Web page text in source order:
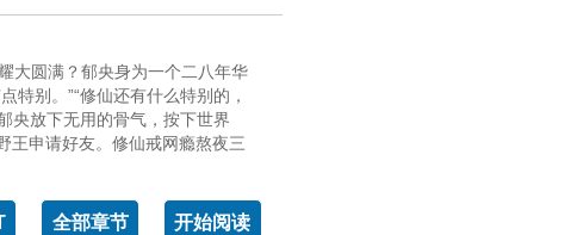
大圆满？郁央身为一个二八年华
特别。”“修仙还有什么特别的，
央放下无用的骨气，按下世界
王申请好友。修仙戒网瘾熬夜三
开始阅读
全部章节